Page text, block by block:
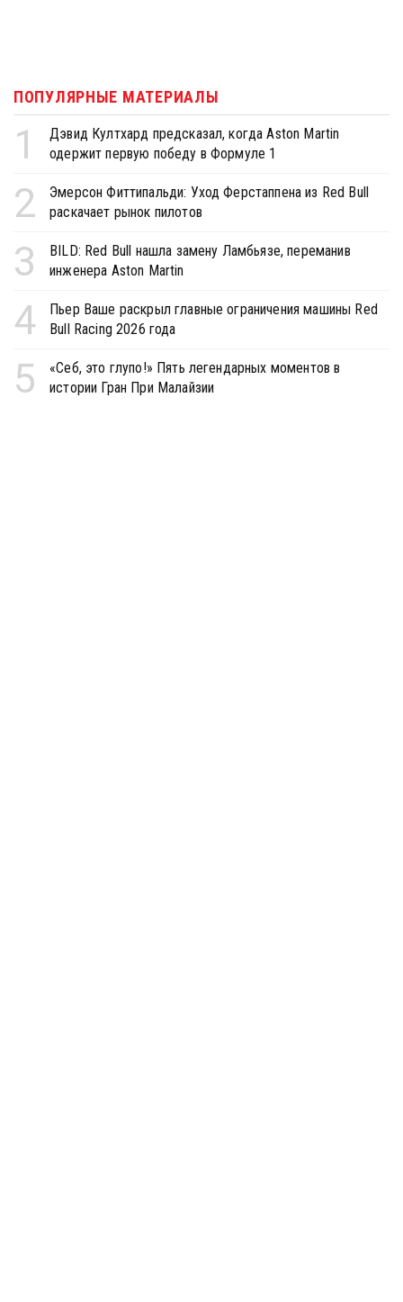
ПОПУЛЯРНЫЕ МАТЕРИАЛЫ
1
Дэвид Култхард предсказал, когда Aston Martin
одержит первую победу в Формуле 1
2
Эмерсон Фиттипальди: Уход Ферстаппена из Red Bull
раскачает рынок пилотов
3
BILD: Red Bull нашла замену Ламбьязе, переманив
инженера Aston Martin
4
Пьер Ваше раскрыл главные ограничения машины Red
Bull Racing 2026 года
5
«Себ, это глупо!» Пять легендарных моментов в
истории Гран При Малайзии